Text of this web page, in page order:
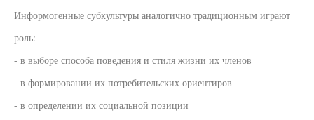
Информогенные субкультуры аналогично традиционным играют
роль:
- в выборе способа поведения и стиля жизни их членов
- в формировании их потребительских ориентиров
- в определении их социальной позиции